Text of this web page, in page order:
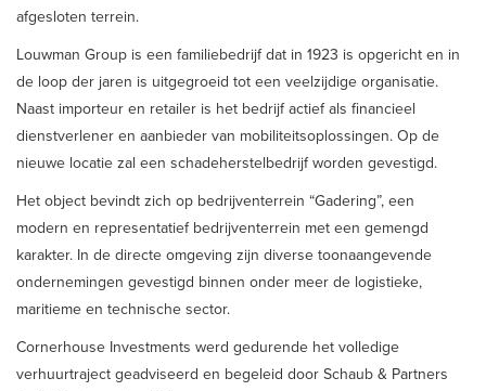
afgesloten terrein.
Louwman Group is een familiebedrijf dat in 1923 is opgericht en in
de loop der jaren is uitgegroeid tot een veelzijdige organisatie.
Naast importeur en retailer is het bedrijf actief als financieel
dienstverlener en aanbieder van mobiliteitsoplossingen. Op de
nieuwe locatie zal een schadeherstelbedrijf worden gevestigd.
Het object bevindt zich op bedrijventerrein “Gadering”, een
modern en representatief bedrijventerrein met een gemengd
karakter. In de directe omgeving zijn diverse toonaangevende
ondernemingen gevestigd binnen onder meer de logistieke,
maritieme en technische sector.
Cornerhouse Investments werd gedurende het volledige
verhuurtraject geadviseerd en begeleid door Schaub & Partners